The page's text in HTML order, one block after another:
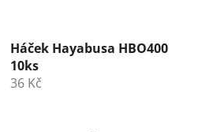
Háček Hayabusa HBO400
10ks
36 Kč